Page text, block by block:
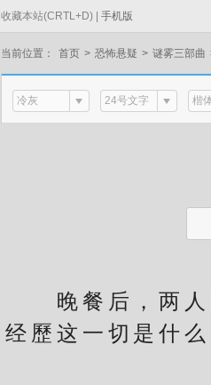
收藏本站(CRTL+D) | 手机版
当前位置： 首页 > 恐怖悬疑 > 谜雾三部曲
冷灰 24号文字 楷
晚餐后，两人
经歷这一切是什